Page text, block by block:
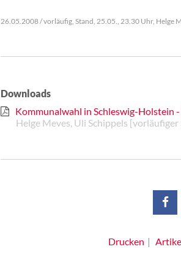
26.05.2008 / vorläufig, Stand, 25.05., 23.30 Uhr, Helge
Downloads
Kommunalwahl in Schleswig-Holstein
Helge Meves, Uli Schippels
Drucken